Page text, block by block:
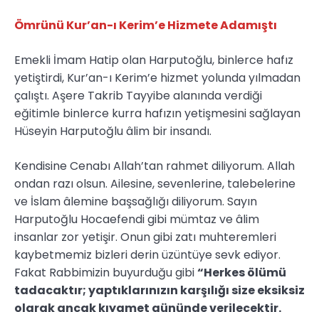
Ömrünü Kur’an-ı Kerim’e Hizmete Adamıştı
Emekli İmam Hatip olan Harputoğlu, binlerce hafız
yetiştirdi, Kur’an-ı Kerim’e hizmet yolunda yılmadan
çalıştı. Aşere Takrib Tayyibe alanında verdiği
eğitimle binlerce kurra hafızın yetişmesini sağlayan
Hüseyin Harputoğlu âlim bir insandı.
Kendisine Cenabı Allah’tan rahmet diliyorum. Allah
ondan razı olsun. Ailesine, sevenlerine, talebelerine
ve İslam âlemine başsağlığı diliyorum. Sayın
Harputoğlu Hocaefendi gibi mümtaz ve âlim
insanlar zor yetişir. Onun gibi zatı muhteremleri
kaybetmemiz bizleri derin üzüntüye sevk ediyor.
Fakat Rabbimizin buyurduğu gibi“Herkes ölümü
tadacaktır; yaptıklarınızın karşılığı size eksiksiz
olarak ancak kıyamet gününde verilecektir.